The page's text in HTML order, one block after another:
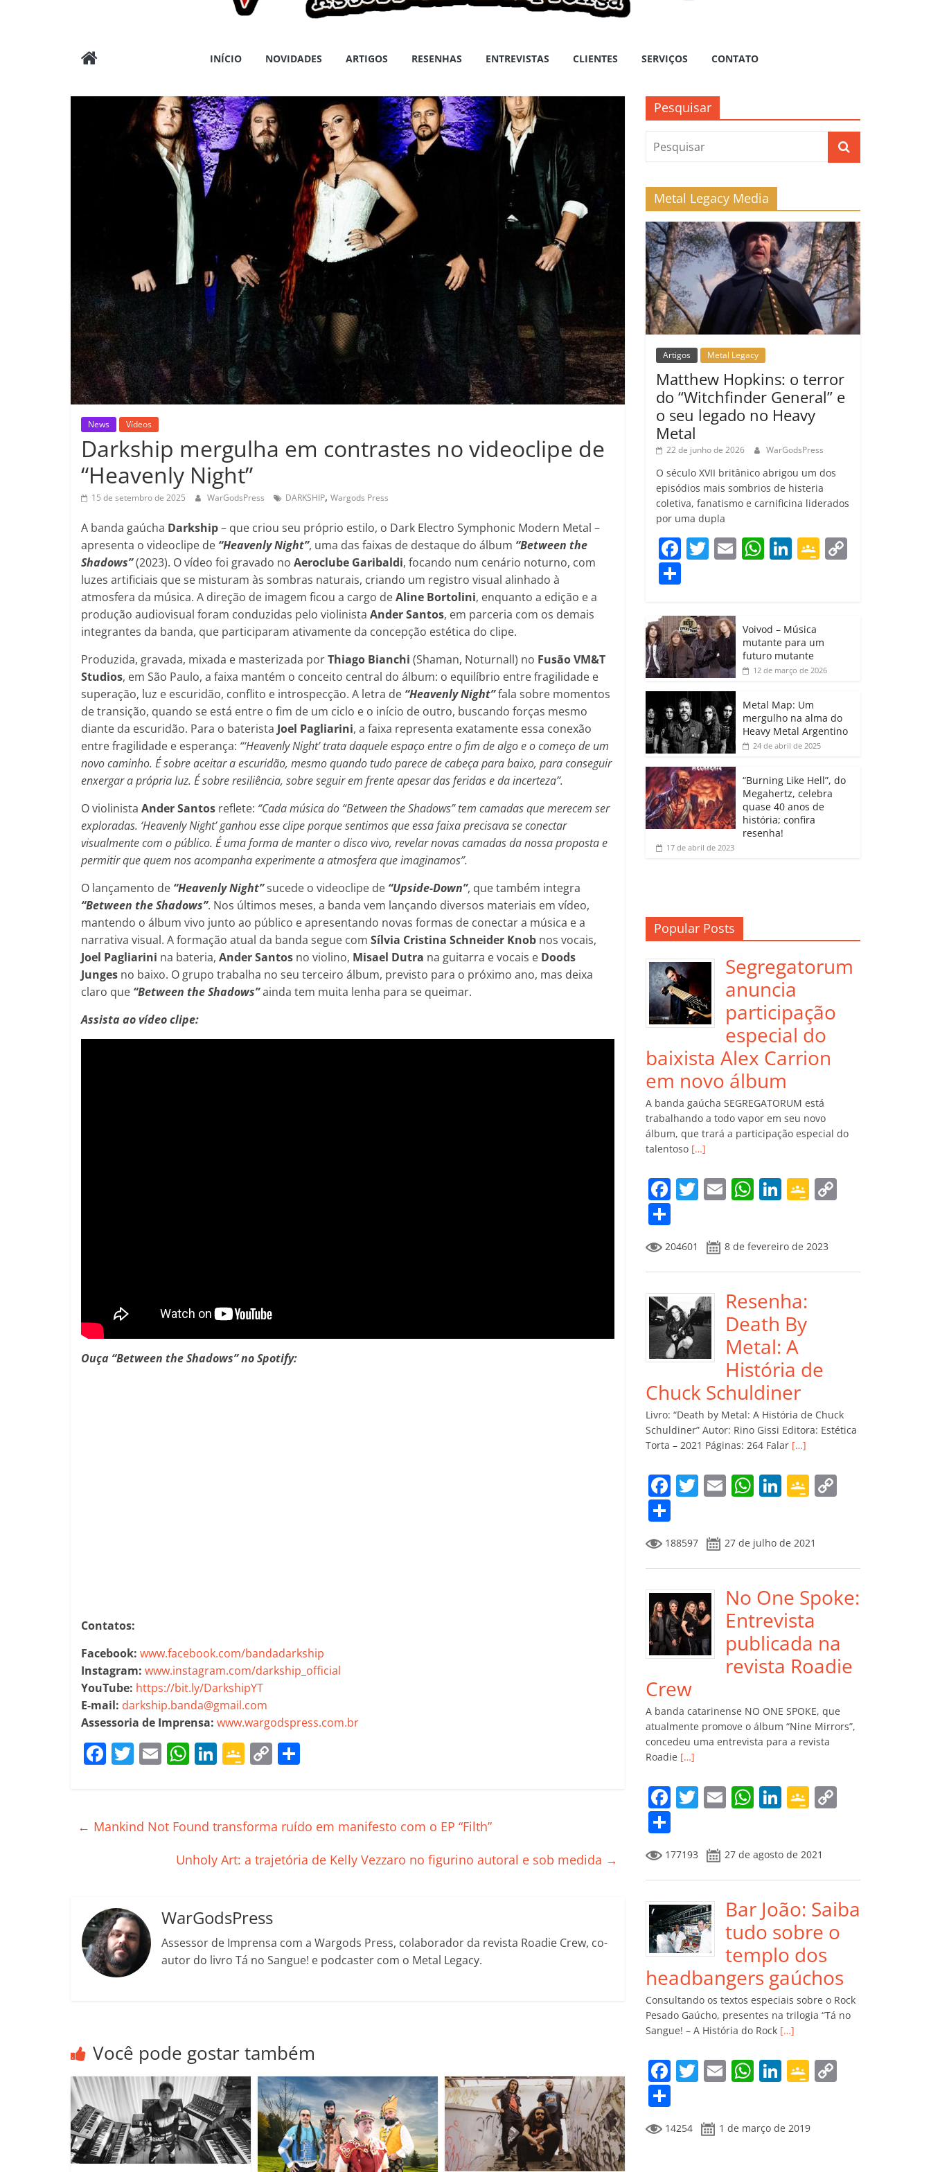
Wargods
Press
INÍCIO NOVIDADES ARTIGOS RESENHAS ENTREVISTAS CLIENTES SERVIÇOS CONTATO
News Vídeos
Darkship mergulha em contrastes no videoclipe de
“Heavenly Night”
15 de setembro de 2025 WarGodsPress DARKSHIP, Wargods Press
A banda gaúcha Darkship– que criou seu próprio estilo, o Dark Electro Symphonic Modern Metal –
apresenta o videoclipe de “Heavenly Night”, uma das faixas de destaque do álbum “Between the
Shadows”(2023). O vídeo foi gravado no Aeroclube Garibaldi, focando num cenário noturno, com
luzes artificiais que se misturam às sombras naturais, criando um registro visual alinhado à
atmosfera da música. A direção de imagem ficou a cargo deAline Bortolini, enquanto a edição e a
produção audiovisual foram conduzidas pelo violinista Ander Santos, em parceria com os demais
integrantes da banda, que participaram ativamente da concepção estética do clipe.
Produzida, gravada, mixada e masterizada porThiago Bianchi (Shaman, Noturnall) no Fusão VM&T
Studios, em São Paulo, a faixa mantém o conceito central do álbum: o equilíbrio entre fragilidade e
superação, luz e escuridão, conflito e introspecção. A letra de “Heavenly Night”fala sobre momentos
de transição, quando se está entre o fim de um ciclo e o início de outro, buscando forças mesmo
diante da escuridão. Para o baterista Joel Pagliarini, a faixa representa exatamente essa conexão
entre fragilidade e esperança: “‘Heavenly Night’ trata daquele espaço entre o fim de algo e o começo de um
novo caminho. É sobre aceitar a escuridão, mesmo quando tudo parece de cabeça para baixo, para conseguir
enxergar a própria luz. É sobre resiliência, sobre seguir em frente apesar das feridas e da incerteza”.
O violinista Ander Santos reflete: “Cada música do “Between the Shadows” tem camadas que merecem ser
exploradas. ‘Heavenly Night’ ganhou esse clipe porque sentimos que essa faixa precisava se conectar
visualmente com o público. É uma forma de manter o disco vivo, revelar novas camadas da nossa proposta e
permitir que quem nos acompanha experimente a atmosfera que imaginamos”.
O lançamento de “Heavenly Night”sucede o videoclipe de “Upside-Down”, que também integra
“Between the Shadows”. Nos últimos meses, a banda vem lançando diversos materiais em vídeo,
mantendo o álbum vivo junto ao público e apresentando novas formas de conectar a música e a
narrativa visual. A formação atual da banda segue com Sílvia Cristina Schneider Knob nos vocais,
Joel Pagliarini na bateria, Ander Santos no violino, Misael Dutra na guitarra e vocais e Doods
Junges no baixo. O grupo trabalha no seu terceiro álbum, previsto para o próximo ano, mas deixa
claro que “Between the Shadows”ainda tem muita lenha para se queimar.
Assista ao vídeo clipe:
Ouça “Between the Shadows” no Spotify:
Contatos:
Facebook: www.facebook.com/bandadarkship
Instagram: www.instagram.com/darkship_official
YouTube: https://bit.ly/DarkshipYT
E-mail: darkship.banda@gmail.com
Assessoria de Imprensa: www.wargodspress.com.br
F
e
k
T
er
E
l
W
s
p
Li
e
n
G
gl
Cl
ss
ro
o
C
y
n
p
til
← Mankind Not Found transforma ruído em manifesto com o EP “Filth”
Unholy Art: a trajetória de Kelly Vezzaro no figurino autoral e sob medida →
WarGodsPress
Assessor de Imprensa com a Wargods Press, colaborador da revista Roadie Crew, co-
autor do livro Tá no Sangue! e podcaster com o Metal Legacy.
Você pode gostar também
Pesquisar
Metal Legacy Media
Artigos Metal Legacy
Matthew Hopkins: o terror
do “Witchfinder General” e
o seu legado no Heavy
Metal
22 de junho de 2026 WarGodsPress
O século XVII britânico abrigou um dos
episódios mais sombrios de histeria
coletiva, fanatismo e carnificina liderados
por uma dupla
F
e
b
o
o
k
T
er
E W
A
p
p
Li
dI
n
G
e
a
ro
o
m
m
p
ar
til
h
ar
Voivod – Música
mutante para um
futuro mutante
12 de março de 2026
Metal Map: Um
mergulho na alma do
Heavy Metal Argentino
24 de abril de 2025
“Burning Like Hell”, do
Megahertz, celebra
quase 40 anos de
história; confira
resenha!
17 de abril de 2023
Popular Posts
Segregatorum
anuncia
participação
especial do
baixista Alex Carrion
em novo álbum
A banda gaúcha SEGREGATORUM está
trabalhando a todo vapor em seu novo
álbum, que trará a participação especial do
talentoso […]
F
e
b
o
o
k
T
itt
er
E
l
W
s
A
p
p
Li
e
dI
n
G
gl
e
ro
m
Li
o
m
p
ar
til
h
ar
204601 8 de fevereiro de 2023
Resenha:
Death By
Metal: A
História de
Chuck Schuldiner
Livro: “Death by Metal: A História de Chuck
Schuldiner” Autor: Rino Gissi Editora: Estética
Torta – 2021 Páginas: 264 Falar […]
F
e
b
o
o
k
T
itt
er
E
l
W
s
A
p
p
Li
e
dI
n
G
gl
e
Cl
a
ss
ro
m
Li
n
o
m
p
ar
til
h
ar
188597 27 de julho de 2021
No One Spoke:
Entrevista
publicada na
revista Roadie
Crew
A banda catarinense NO ONE SPOKE, que
atualmente promove o álbum “Nine Mirrors”,
concedeu uma entrevista para a revista
Roadie […]
F
e
b
o
o
k
T
itt
er
E
l
W
s
A
p
p
Li
e
dI
n
G
gl
e
Cl
a
ss
ro
o
m
Li
n
k
o
m
p
ar
til
h
ar
177193 27 de agosto de 2021
Bar João: Saiba
tudo sobre o
templo dos
headbangers gaúchos
Consultando os textos especiais sobre o Rock
Pesado Gaúcho, presentes na trilogia “Tá no
Sangue! – A História do Rock […]
F
e
T
itt
er
E
l
W
s
Li
e
G
gl
o
m
14254 1 de março de 2019